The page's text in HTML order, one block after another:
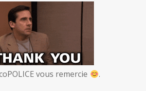
vous remercie .